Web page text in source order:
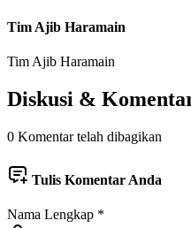
Tim Ajib Haramain
Tim Ajib Haramain
Diskusi &
0 Komentar telah dibagikan
Tulis Komentar Anda
Nama Lengkap *